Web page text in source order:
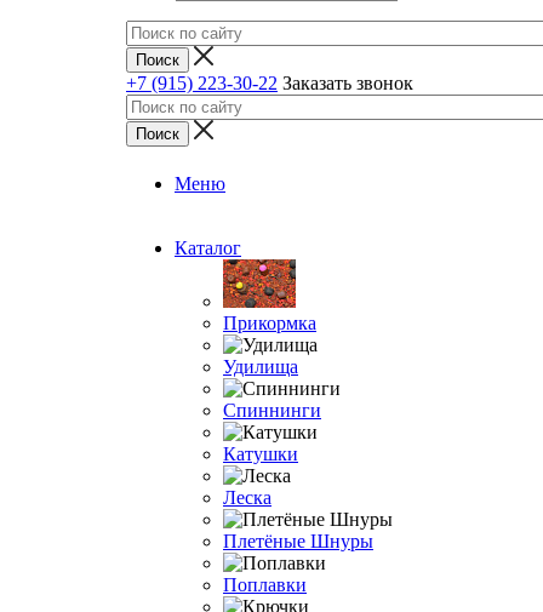
+7 (915) 223-30-22 Заказать звонок
Меню
Каталог
Прикормка
Удилища
Спиннинги
Катушки
Леска
Плетёные Шнуры
Поплавки